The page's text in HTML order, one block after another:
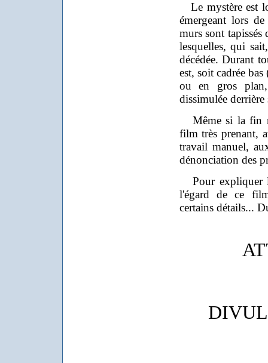
Le mystère est
émergeant lors
murs sont
lesquelles, qui
décédée. Durant
est, soit cadrée
ou en gros
dissimulée
Même si la fin
film très prenant,
travail manuel,
dénonciation des
Pour expliquer
l'égard de ce
certains détails...